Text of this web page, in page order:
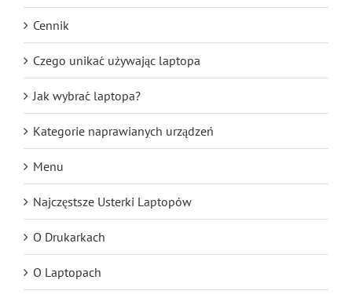
Cennik
Czego unikać używając laptopa
Jak wybrać laptopa?
Kategorie naprawianych urządzeń
Menu
Najczęstsze Usterki Laptopów
O Drukarkach
O Laptopach